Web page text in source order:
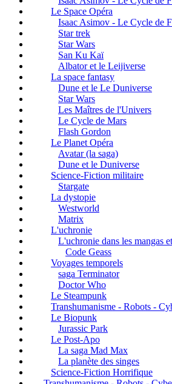
Le Space Opéra
Isaac Asimov - Le Cycle de
Star trek
Star Wars
San Ku Kaï
Albator et le Leijiverse
La space fantasy
Dune et le Le Duniverse
Star Wars
Les Maîtres de l'Univers
Le Cycle de Mars
Flash Gordon
Le Planet Opéra
Avatar (la saga)
Dune et le Duniverse
Science-Fiction militaire
Stargate
La dystopie
Westworld
Matrix
L'uchronie
L'uchronie dans les mangas
Code Geass
Voyages temporels
saga Terminator
Doctor Who
Le Steampunk
Transhumanisme - Robots -
Le Biopunk
Jurassic Park
Le Post-Apo
La saga Mad Max
La planète des singes
Science-Fiction Horrifique